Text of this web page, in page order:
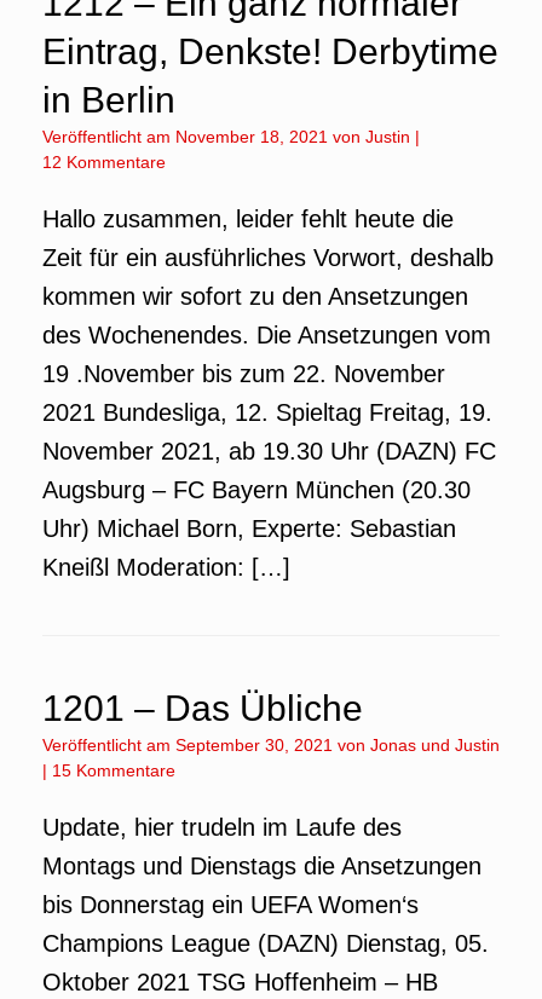
Eintrag, Denkste! Derbytime
in Berlin
Veröffentlicht am November 18, 2021 von Justin |
12 Kommentare
Hallo zusammen, leider fehlt heute die
Zeit für ein ausführliches Vorwort, deshalb
kommen wir sofort zu den Ansetzungen
des Wochenendes. Die Ansetzungen vom
19 .November bis zum 22. November
2021 Bundesliga, 12. Spieltag Freitag, 19.
November 2021, ab 19.30 Uhr (DAZN) FC
Augsburg – FC Bayern München (20.30
Uhr) Michael Born, Experte: Sebastian
Kneißl Moderation: […]
1201 – Das Übliche
Veröffentlicht am September 30, 2021 von Jonas und Justin
| 15 Kommentare
Update, hier trudeln im Laufe des
Montags und Dienstags die Ansetzungen
bis Donnerstag ein UEFA Women‘s
Champions League (DAZN) Dienstag, 05.
Oktober 2021 TSG Hoffenheim – HB